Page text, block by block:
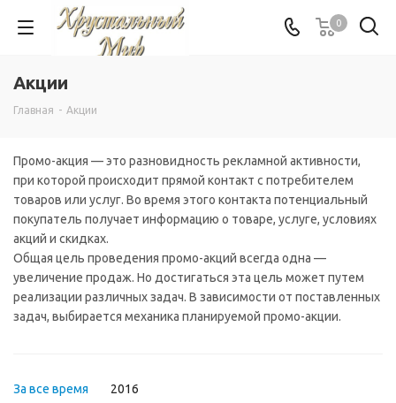
0
Акции
Главная - Акции
Промо-акция — это разновидность рекламной активности,
при которой происходит прямой контакт с потребителем
товаров или услуг. Во время этого контакта потенциальный
покупатель получает информацию о товаре, услуге, условиях
акций и скидках.
Общая цель проведения промо-акций всегда одна —
увеличение продаж. Но достигаться эта цель может путем
реализации различных задач. В зависимости от поставленных
задач, выбирается механика планируемой промо-акции.
За все время 2016